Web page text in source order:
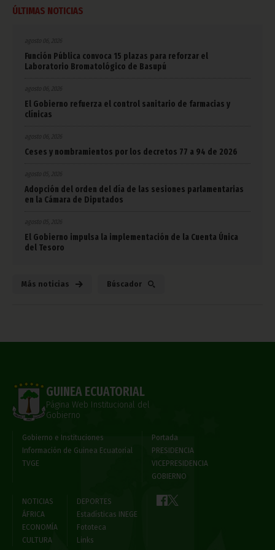
ÚLTIMAS NOTICIAS
agosto 06, 2026
Función Pública convoca 15 plazas para reforzar el
Laboratorio Bromatológico de Basupú
agosto 06, 2026
El Gobierno refuerza el control sanitario de farmacias y
clínicas
agosto 06, 2026
Ceses y nombramientos por los decretos 77 a 94 de 2026
Adopción del orden del día de las sesiones parlamentarias
en la Cámara de Diputados
El Gobierno impulsa la implementación de la Cuenta Única
del Tesoro
Más noticias Búscador
GUINEA ECUATORIAL
Página Web Institucional del
Gobierno
Gobierno e Instituciones
Información de Guinea Ecuatorial
TVGE
Portada
PRESIDENCIA
VICEPRESIDENCIA
GOBIERNO
NOTICIAS
ÁFRICA
ECONOMÍA
CULTURA
DEPORTES
Estadísticas INEGE
Fototeca
Links